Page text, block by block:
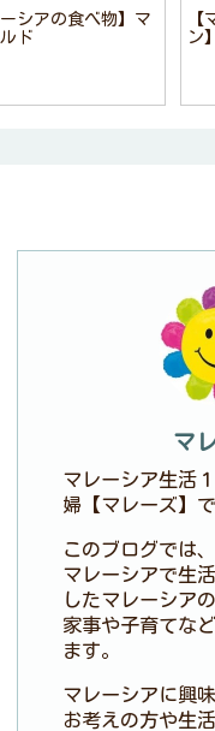
ーシアの食べ物】マ
ド
【
ン
マ
マレーシア生活
婦【マレーズ】
このブログでは
マレーシアで生
したマレーシア
家事や子育てな
ます。
マレーシアに興
お考えの方や生